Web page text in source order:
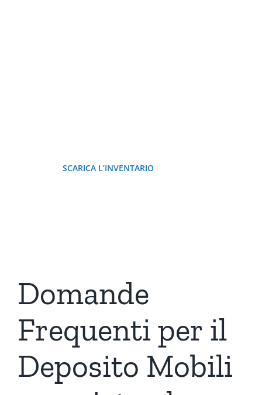
SCARICA L’INVENTARIO
Domande
Frequenti per il
Deposito Mobili